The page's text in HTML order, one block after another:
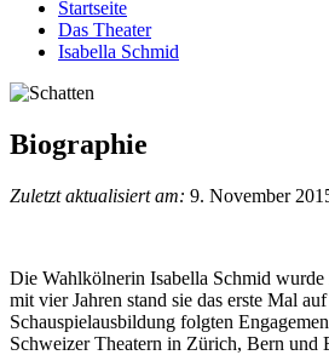
Startseite
Das Theater
Isabella Schmid
Biographie
Zuletzt aktualisiert am: 9. November
Die Wahlkölnerin Isabella Schmid
mit vier Jahren stand sie das erste Mal
Schauspielausbildung folgten
Schweizer Theatern in Zürich, Bern und